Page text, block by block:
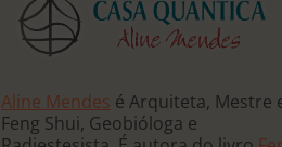
Aline Mendes é Arquiteta, Mestre
Feng Shui, Geobióloga e